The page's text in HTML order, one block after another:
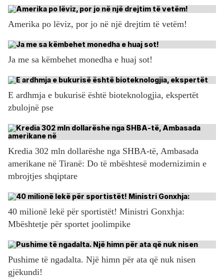
Amerika po lëviz, por jo në një drejtim të vetëm!
Ja me sa këmbehet monedha e huaj sot!
E ardhmja e bukurisë është bioteknologjia, ekspertët
zbulojnë pse
Kredia 302 mln dollarëshe nga SHBA-të, Ambasada
amerikane në Tiranë: Do të mbështesë modernizimin e
mbrojtjes shqiptare
40 milionë lekë për sportistët! Ministri Gonxhja:
Mbështetje për sportet joolimpike
Pushime të ngadalta. Një himn për ata që nuk nisen
gjëkundi!